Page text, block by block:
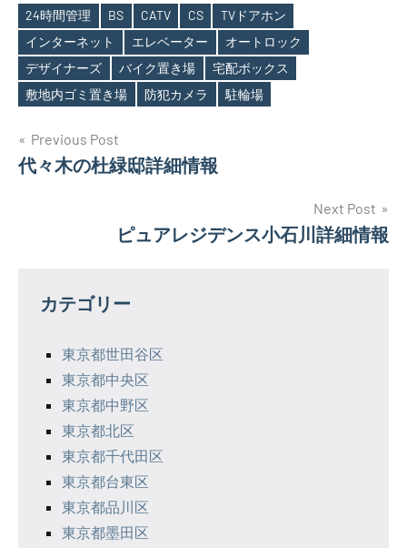
Tags
24時間管理 BS CATV CS
TVドアホン
インターネット
エレベーター
オートロック
デザイナーズ
バイク置き場
宅配ボックス
敷地内ゴミ置き場
防犯カメラ 駐輪場
投
稿
ー
Previous Post
代々木の杜緑邸詳細情報
Next Post
ピュアレジデンス小石川詳細情報
カテゴリー
東京都世田谷区
東京都中央区
東京都中野区
東京都北区
東京都千代田区
東京都台東区
東京都品川区
東京都墨田区